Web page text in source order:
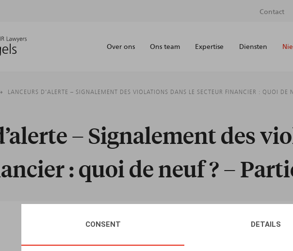
CONSENT DETAILS
Contact
Over ons Ons team Expertise Diensten
LANCEURS D’ALERTE – SIGNALEMENT DES VIOLATIONS DANS LE SECTEUR FINANCIER : QUOI DE
– Signalement des
: quoi de neuf ? –